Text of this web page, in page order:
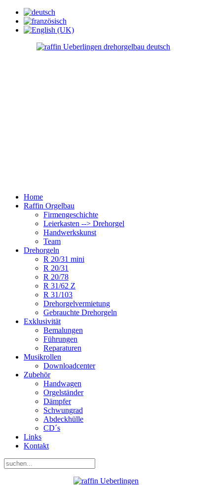
Home
Raffin Orgelbau
Firmengeschichte
Leierkasten --> Drehorgel
Handwerkskunst
Team
Drehorgeln
R 20/31 mini
R 20/31
R 20/78
R 31/62 Z
R 31/103
Drehorgelvermietung
Gebrauchte Drehorgeln
Exklusivität
Bemalungen
Führungen
Reparaturen
Musikrollen
Downloadcenter
Zubehör
Handwagen
Orgelständer
Dämpfer
Schwungrad
Abdeckhülle
CD´s
Links
Kontakt